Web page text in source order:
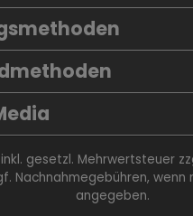
gesetzl. Mehrwertsteuer
Nachnahmegebühren, wenn
angegeben.